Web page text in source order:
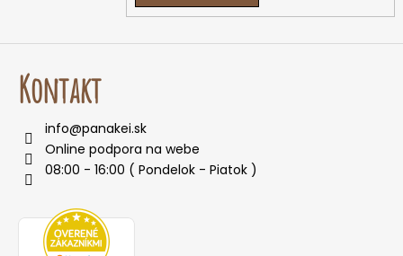
Kontakt
info@panakei.sk
Online podpora na webe
08:00 - 16:00 ( Pondelok - Piatok )